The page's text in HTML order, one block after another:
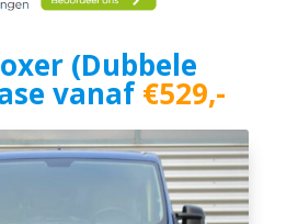
(Dubbele
vanaf€529,-